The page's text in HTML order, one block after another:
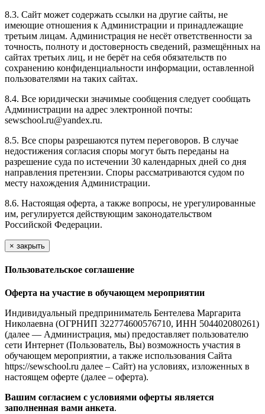
8.3. Сайт может содержать ссылки на другие сайты, не
имеющие отношения к Администрации и принадлежащие
третьим лицам. Администрация не несёт ответственности за
точность, полноту и достоверность сведений, размещённых на
сайтах третьих лиц, и не берёт на себя обязательств по
сохранению конфиденциальности информации, оставленной
пользователями на таких сайтах.
8.4. Все юридически значимые сообщения следует сообщать
Администрации на адрес электронной почты:
sewschool.ru@yandex.ru.
8.5. Все споры разрешаются путем переговоров. В случае
недостижения согласия споры могут быть переданы на
разрешение суда по истечении 30 календарных дней со дня
направления претензии. Споры рассматриваются судом по
месту нахождения Администрации.
8.6. Настоящая оферта, а также вопросы, не урегулированные
им, регулируется действующим законодательством
Российской Федерации.
× закрыть
Пользовательское соглашение
Оферта на участие в обучающем мероприятии
Индивидуальный предприниматель Бентелева Маргарита
Николаевна (ОГРНИП 322774600576710, ИНН 504402080261)
(далее — Администрация, мы) предоставляет пользователю
сети Интернет (Пользователь, Вы) возможность участия в
обучающем мероприятии, а также использования Сайта
https://sewschool.ru далее – Сайт) на условиях, изложенных в
настоящем оферте (далее – оферта).
Вашим согласием с условиями оферты является
заполненная вами анкета.